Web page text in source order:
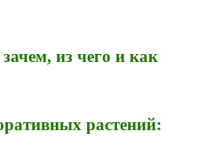
из чего и как
растений: